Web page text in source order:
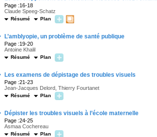
Page :16-18
Claude Speeg-Schatz
Résumé Plan
L’amblyopie, un problème de santé publique
Page :19-20
Antoine Khalil
Résumé Plan
Les examens de dépistage des troubles visuels
Page :21-23
Jean-Jacques Delord, Thierry Fourtanet
Résumé Plan
Dépister les troubles visuels à l’école maternelle
Page :24-25
Asmaa Cochereau
Résumé Plan